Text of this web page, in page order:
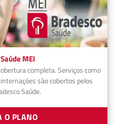
MEI
completa. Serviços como
são cobertos pelos
Saúde.
O PLANO